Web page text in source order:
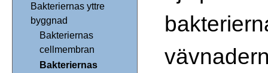
Bakteriernas yttre
byggnad
Bakteriernas
cellmembran
Bakteriernas